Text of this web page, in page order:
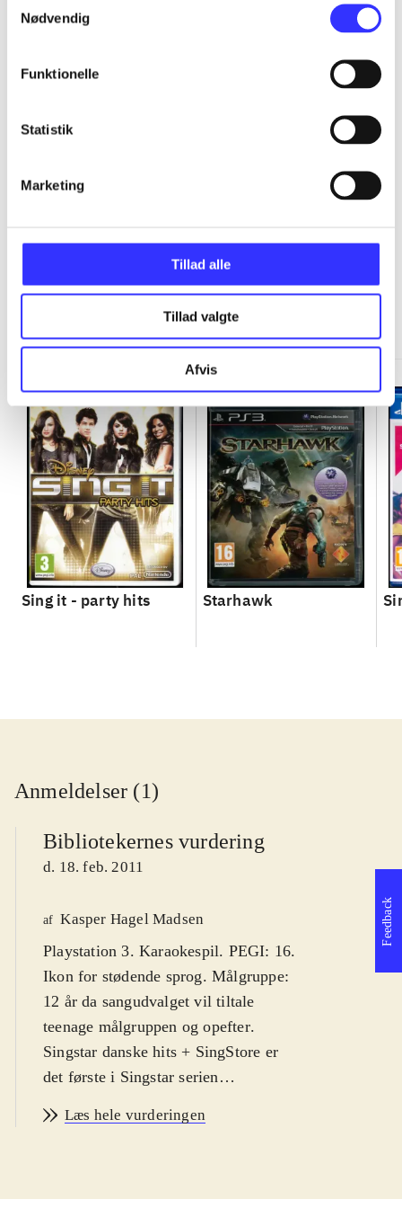
Nødvendig
Funktionelle
Statistik
Marketing
Tillad alle
Tillad valgte
Afvis
...
Sing it - party hits Starhawk
Anmeldelser (1)
Bibliotekernes vurdering
d. 18. feb. 2011
af Kasper Hagel Madsen
Playstation 3. Karaokespil. PEGI: 16.
Ikon for stødende sprog. Målgruppe:
12 år da sangudvalget vil tiltale
teenage målgruppen og opefter.
Singstar danske hits + SingStore er
det første i Singstar serien
med på primært ny-klassikere af
hits af fx Cut n' Move og Poul Krebs
Læs hele vurderingen
Feedback